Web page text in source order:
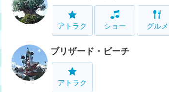
アトラク ショー グルメ
ブリザード・ビーチ
アトラク